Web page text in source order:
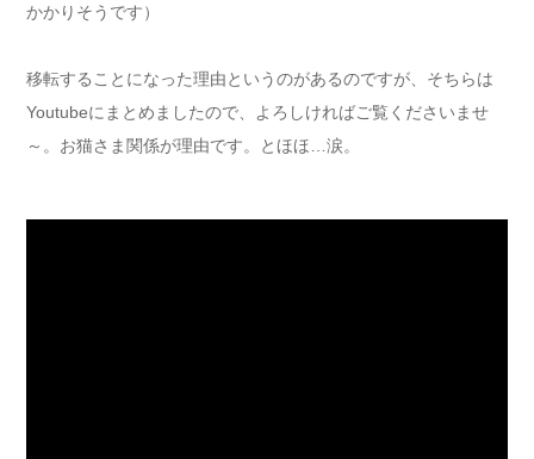
かかりそうです）
移転することになった理由というのがあるのですが、そちらは
Youtubeにまとめましたので、よろしければご覧くださいませ
～。お猫さま関係が理由です。とほほ…涙。